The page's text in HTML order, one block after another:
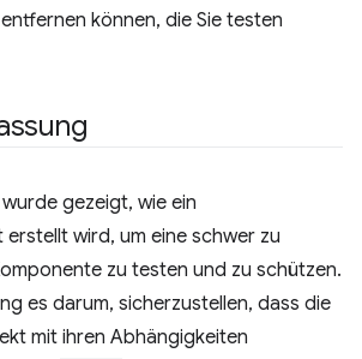
können, die Sie testen
gezeigt, wie ein
wird, um eine schwer zu
zu testen und zu schützen.
es darum, sicherzustellen, dass die
mit ihren Abhängigkeiten